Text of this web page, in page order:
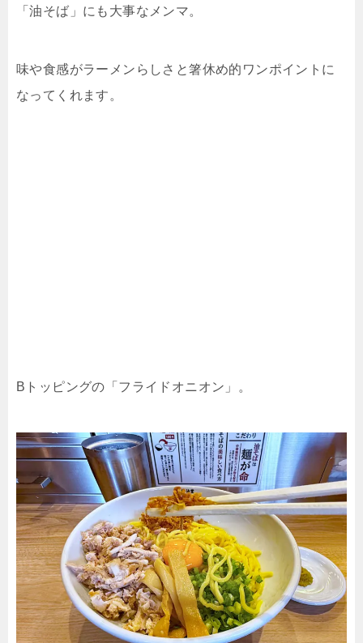
「油そば」にも大事なメンマ。
味や食感がラーメンらしさと箸休め的ワンポイントに
なってくれます。
Bトッピングの「フライドオニオン」。